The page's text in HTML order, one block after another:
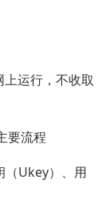
运行，不收取
要流程
Ukey）、用